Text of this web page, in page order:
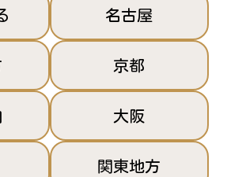
名古屋
京都
大阪
関東地方